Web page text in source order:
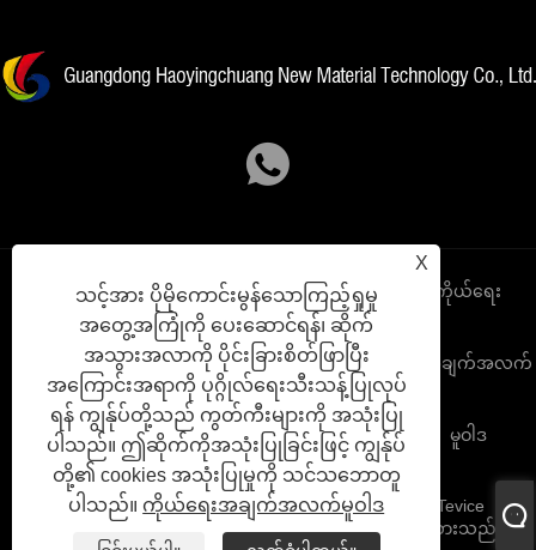
X
သင့်အား ပိုမိုကောင်းမွန်သောကြည့်ရှုမှု
အတွေ့အကြုံကို ပေးဆောင်ရန်၊ ဆိုက်
အသွားအလာကို ပိုင်းခြားစိတ်ဖြာပြီး
အကြောင်းအရာကို ပုဂ္ဂိုလ်ရေးသီးသန့်ပြုလုပ်
ရန် ကျွန်ုပ်တို့သည် ကွတ်ကီးများကို အသုံးပြု
ပါသည်။ ဤဆိုက်ကိုအသုံးပြုခြင်းဖြင့် ကျွန်ုပ်
တို့၏ cookies အသုံးပြုမှုကို သင်သဘောတူ
ပါသည်။ ကိုယ်ရေးအချက်အလက်မူဝါဒ
Links Sitemap RSS XML ကိုယ်ရေး
အချက်အလက်
မူဝါဒ
မူပိုင်ခွင့်© 2023 Guangdong Haoyingchuang အသစ် Tevice
Technology Co. , Ltd. မူပိုင်ခွင့်များအားလုံးကိုထိန်းသိမ်းထားသည်။